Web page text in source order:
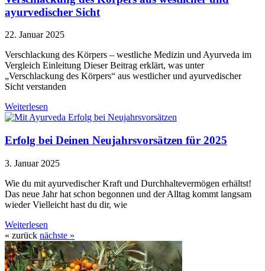
ayurvedischer Sicht
22. Januar 2025
Verschlackung des Körpers – westliche Medizin und Ayurveda im
Vergleich Einleitung Dieser Beitrag erklärt, was unter
„Verschlackung des Körpers“ aus westlicher und ayurvedischer
Sicht verstanden
Weiterlesen
Erfolg bei Deinen Neujahrsvorsätzen für 2025
3. Januar 2025
Wie du mit ayurvedischer Kraft und Durchhaltevermögen erhältst!
Das neue Jahr hat schon begonnen und der Alltag kommt langsam
wieder Vielleicht hast du dir, wie
Weiterlesen
« zurück nächste »